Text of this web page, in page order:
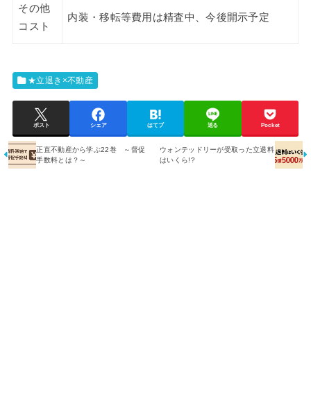
その他
コスト
内装・移転等費用は精査中、今後開示予定
★立退き×不動産
ポスト シェア はてブ 送る Pocket
正直不動産から学ぶ22巻 ～督促
手数料とは？～
ウォンテッドリーが受取った立退料
はいくら!?